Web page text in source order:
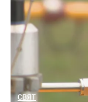
СВЯТ